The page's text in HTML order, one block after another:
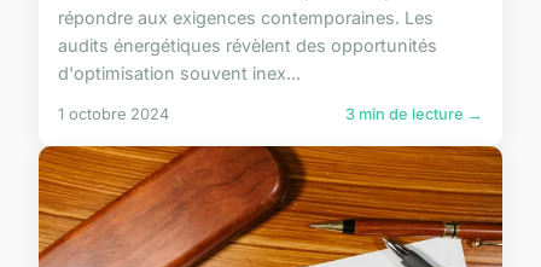
répondre aux exigences contemporaines. Les
audits énergétiques révèlent des opportunités
d'optimisation souvent inex...
1 octobre 2024 3 min de lecture →